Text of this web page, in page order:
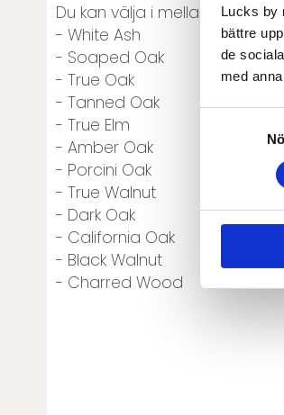
Lucks by
bättre
de
med
Du kan välja i mellan:
- White Ash
- Soaped Oak
- True Oak
- Tanned Oak
- True Elm
- Amber Oak
- Porcini Oak
- True Walnut
- Dark Oak
- California Oak
- Black Walnut
- Charred Wood